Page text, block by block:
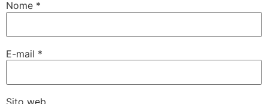
Nome *
E-mail *